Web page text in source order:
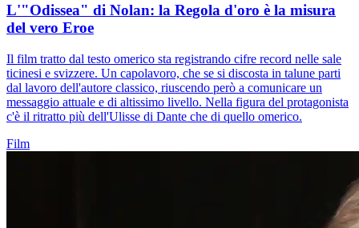
L'"Odissea" di Nolan: la Regola d'oro è la misura
del vero Eroe
Il film tratto dal testo omerico sta registrando cifre record nelle sale
ticinesi e svizzere. Un capolavoro, che se si discosta in talune parti
dal lavoro dell'autore classico, riuscendo però a comunicare un
messaggio attuale e di altissimo livello. Nella figura del protagonista
c'è il ritratto più dell'Ulisse di Dante che di quello omerico.
Film